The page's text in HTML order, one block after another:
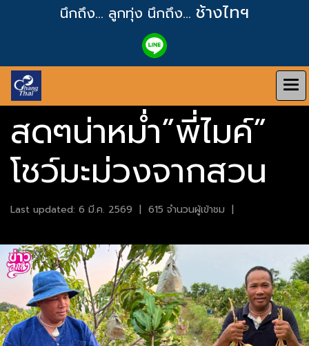
นึกถึง... ลูกทุ่ง นึกถึง... ช้างไทฯ
สดๆน่าหม่ำ”พี่ไมค์”
โชว์มะม่วงจากสวน
Last updated: 6 มี.ค. 2569 | 615 จำนวนผู้เข้าชม |